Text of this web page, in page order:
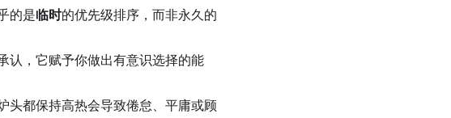
的是临时的优先级排序，而非永久的
认，它赋予你做出有意识选择的能
头都保持高热会导致倦怠、平庸或顾